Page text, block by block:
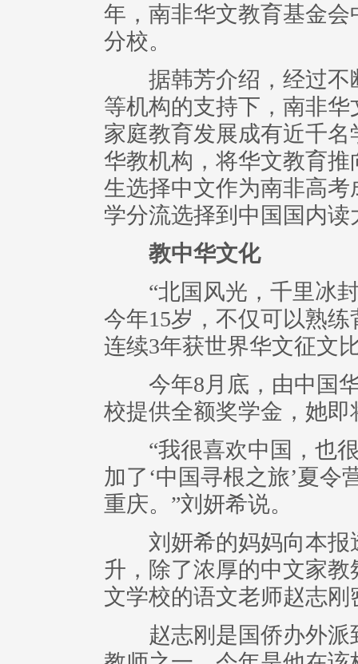
年，南非华文教育基金
分校。
据韩芳介绍，经过不
等机构的支持下，南非
家庭教育发展成有近千
华教机构，将华文教育
生选择中文作为南非高
学分流选择到中国国内读
教中华文化
“北国风光，千里冰封
今年15岁，不仅可以熟
连续3年获世界华文征文
今年8月底，由中国华
校提供全额奖学金，她
“我很喜欢中国，也很
加了‘中国寻根之旅’夏
重庆。”刘妍希说。
刘妍希的妈妈向本报
升，除了浓厚的中文家
文学校的语文老师赵志刚
赵志刚是国侨办外派